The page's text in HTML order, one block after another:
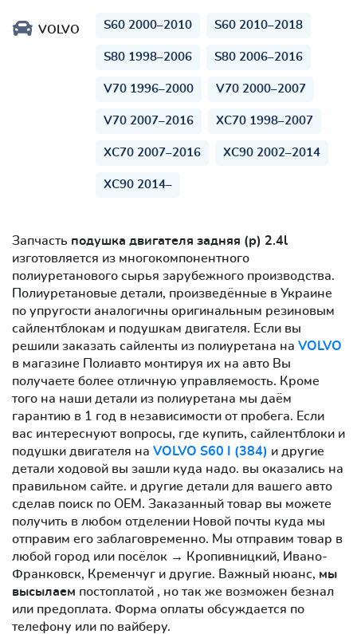
VOLVO S60 2000–2010 S60 2010–2018
S80 1998–2006 S80 2006–2016
V70 1996–2000 V70 2000–2007
V70 2007–2016 XC70 1998–2007
XC70 2007–2016 XC90 2002–2014
XC90 2014–
Запчасть подушка двигателя задняя (р) 2.4l
изготовляется из многокомпонентного
полиуретанового сырья зарубежного производства.
Полиуретановые детали, произведённые в Украине
по упругости аналогичны оригинальным резиновым
сайлентблокам и подушкам двигателя. Если вы
решили заказать сайленты из полиуретана на VOLVO
в магазине Полиавто монтируя их на авто Вы
получаете более отличную управляемость. Кроме
того на наши детали из полиуретана мы даём
гарантию в 1 год в независимости от пробега. Если
вас интереснуют вопросы, где купить, сайлентблоки и
подушки двигателя на VOLVO S60 I (384) и другие
детали ходовой вы зашли куда надо. вы оказались на
правильном сайте. и другие детали для вашего авто
сделав поиск по OEM. Заказанный товар вы можете
получить в любом отделении Новой почты куда мы
отправим его заблаговременно. Мы отправим товар в
любой город или посёлок → Кропивницкий, Ивано-
Франковск, Кременчуг и другие. Важный нюанс, мы
высылаем постоплатой , но так же возможен безнал
или предоплата. Форма оплаты обсуждается по
телефону или по вайберу.